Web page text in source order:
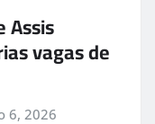
Assis
vagas de
6, 2026